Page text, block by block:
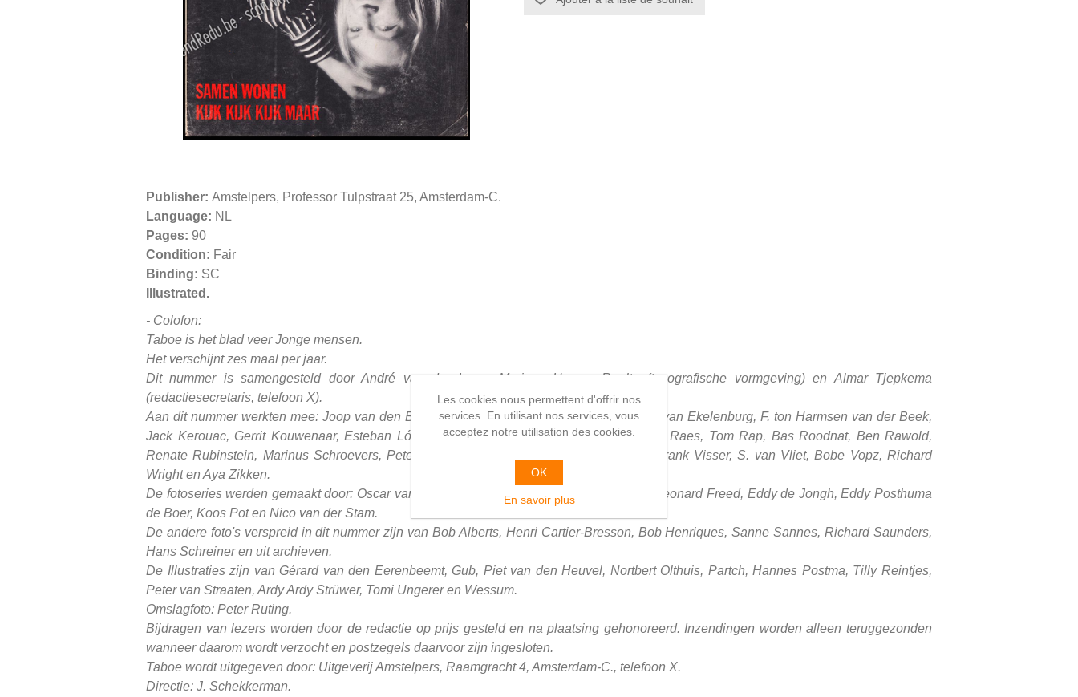
Publisher: Amstelpers, Professor Tulpstraat 25, Amsterdam-C.
Language: NL
Pages: 90
Condition: Fair
Binding: SC
Illustrated.
- Colofon:
Taboe is het blad veer Jonge mensen.
Het verschijnt zes maal per jaar.
Dit nummer is samengesteld door André van der Louw, Marinus H. van Raalte (typografische vormgeving) en Almar Tjepkema
(redactiesecretaris, telefoon X).
Aan dit nummer werkten mee: Joop van den Broek, Remco Campert, Lidya Dalmijn, Tino van Ekelenburg, F. ton Harmsen van der Beek,
Jack Kerouac, Gerrit Kouwenaar, Esteban López, Frans van Mastrigt, Tom Pauka, Hugo Raes, Tom Rap, Bas Roodnat, Ben Rawold,
Renate Rubinstein, Marinus Schroevers, Peter Schumacher, Henk Stam, Ina Tammes, Frank Visser, S. van Vliet, Bobe Vopz, Richard
Wright en Aya Zikken.
De fotoseries werden gemaakt door: Oscar van Alphen, Yvan Dalain, Ed van der Elsken, Leonard Freed, Eddy de Jongh, Eddy Posthuma
de Boer, Koos Pot en Nico van der Stam.
De andere foto's verspreid in dit nummer zijn van Bob Alberts, Henri Cartier-Bresson, Bob Henriques, Sanne Sannes, Richard Saunders,
Hans Schreiner en uit archieven.
De Illustraties zijn van Gérard van den Eerenbeemt, Gub, Piet van den Heuvel, Nortbert Olthuis, Partch, Hannes Postma, Tilly Reintjes,
Peter van Straaten, Ardy Ardy Strüwer, Tomi Ungerer en Wessum.
Omslagfoto: Peter Ruting.
Bijdragen van lezers worden door de redactie op prijs gesteld en na plaatsing gehonoreerd. Inzendingen worden alleen teruggezonden
wanneer daarom wordt verzocht en postzegels daarvoor zijn ingesloten.
Taboe wordt uitgegeven door: Uitgeverij Amstelpers, Raamgracht 4, Amsterdam-C., telefoon X.
Directie: J. Schekkerman.
Les cookies nous permettent d'offrir nos
services. En utilisant nos services, vous
acceptez notre utilisation des cookies.
OK
En savoir plus